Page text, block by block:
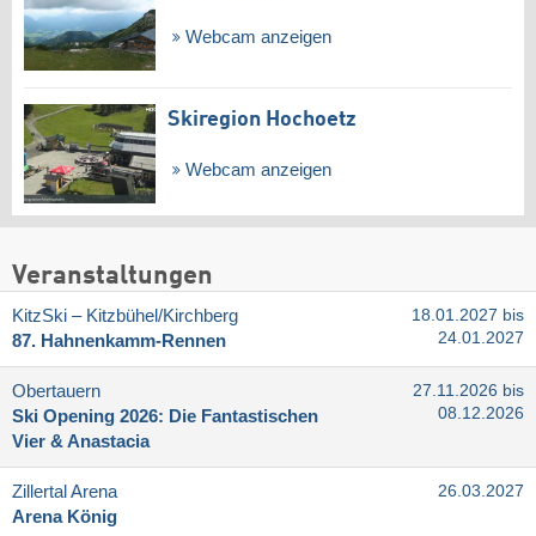
Webcam anzeigen
Skiregion Hochoetz
Webcam anzeigen
Veranstaltungen
KitzSki – Kitzbühel/​Kirchberg
87. Hahnenkamm-Rennen
18.01.2027 bis
24.01.2027
Obertauern
Ski Opening 2026: Die Fantastischen
Vier & Anastacia
27.11.2026 bis
08.12.2026
Zillertal Arena
Arena König
26.03.2027